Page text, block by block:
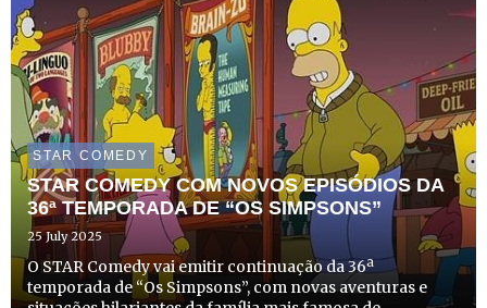
STAR COMEDY
STAR COMEDY COM NOVOS EPISÓDIOS DA
36ª TEMPORADA DE “OS SIMPSONS”
25 July 2025
O STAR Comedy vai emitir continuação da 36ª
temporada de “Os Simpsons”, com novas aventuras e